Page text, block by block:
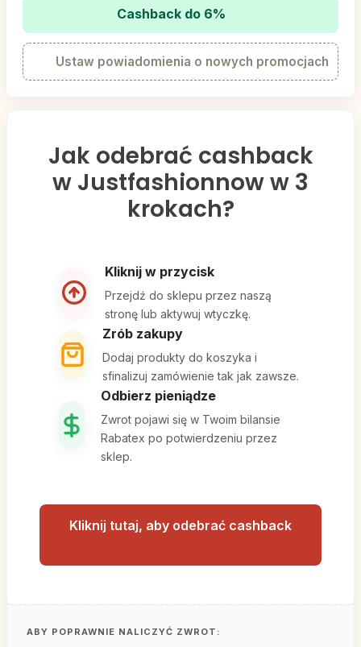
Cashback do 6%
Ustaw powiadomienia o nowych promocjach
Jak odebrać cashback
w Justfashionnow w 3
krokach?
Kliknij w przycisk
Przejdź do sklepu przez naszą
stronę lub aktywuj wtyczkę.
Zrób zakupy
Dodaj produkty do koszyka i
sfinalizuj zamówienie tak jak zawsze.
Odbierz pieniądze
Zwrot pojawi się w Twoim bilansie
Rabatex po potwierdzeniu przez
sklep.
Kliknij tutaj, aby odebrać cashback
ABY POPRAWNIE NALICZYĆ ZWROT: